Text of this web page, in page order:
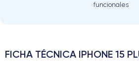
funcionales
FICHA TÉCNICA IPHONE 15